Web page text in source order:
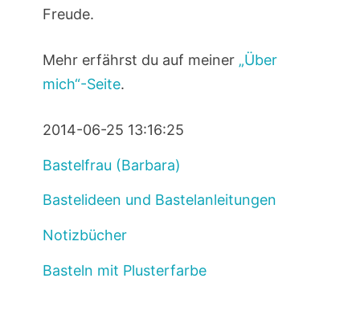
Freude.
Mehr erfährst du auf meiner „Über
mich“-Seite.
2014-06-25 13:16:25
Bastelfrau (Barbara)
Bastelideen und Bastelanleitungen
Notizbücher
Basteln mit Plusterfarbe